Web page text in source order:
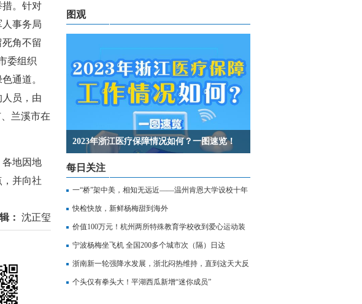
。针对
事务局
角不留
委组织
通道。
员，由
兰溪市在
地因地
并向社
： 沈正玺
至无声世界
图观
2023年浙江医疗保障情况如何？一图速览！
每日关注
一“桥”架中美，相知无远近——温州肯恩大学设校十年
记
快检快放，新鲜杨梅甜到海外
价值100万元！杭州两所特殊教育学校收到爱心运动装
备
宁波杨梅坐飞机 全国200多个城市次（隔）日达
浙南新一轮强降水发展，浙北闷热维持，直到这天大反
转
个头仅有拳头大！平湖西瓜新增“迷你成员”